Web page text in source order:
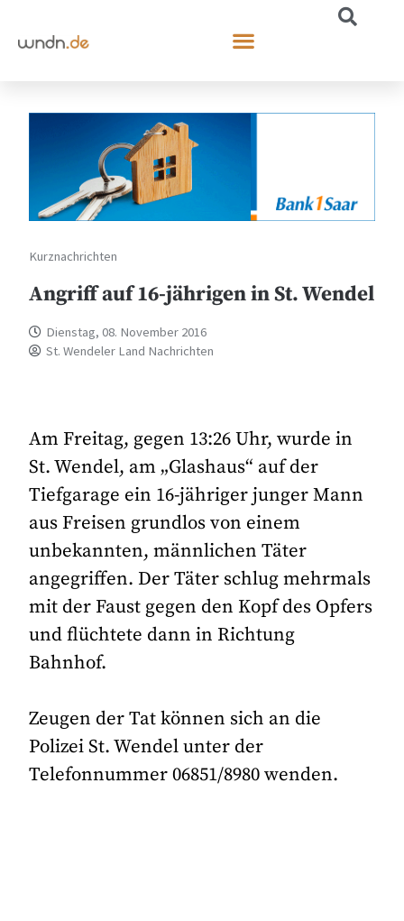
Kurznachrichten
Angriff auf 16-jährigen in St. Wendel
Dienstag, 08. November 2016
St. Wendeler Land Nachrichten
Am Freitag, gegen 13:26 Uhr, wurde in
St. Wendel, am „Glashaus“ auf der
Tiefgarage ein 16-jähriger junger Mann
aus Freisen grundlos von einem
unbekannten, männlichen Täter
angegriffen. Der Täter schlug mehrmals
mit der Faust gegen den Kopf des Opfers
und flüchtete dann in Richtung
Bahnhof.
Zeugen der Tat können sich an die
Polizei St. Wendel unter der
Telefonnummer 06851/8980 wenden.